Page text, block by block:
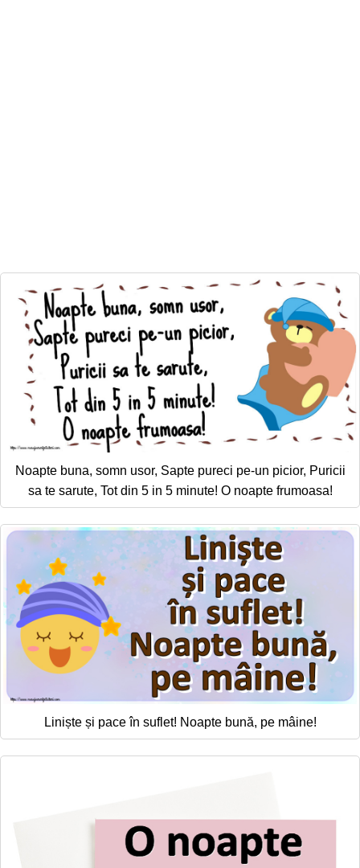
Noapte buna, somn usor, Sapte pureci pe-un picior, Puricii
sa te sarute, Tot din 5 in 5 minute! O noapte frumoasa!
Liniște și pace în suflet! Noapte bună, pe mâine!